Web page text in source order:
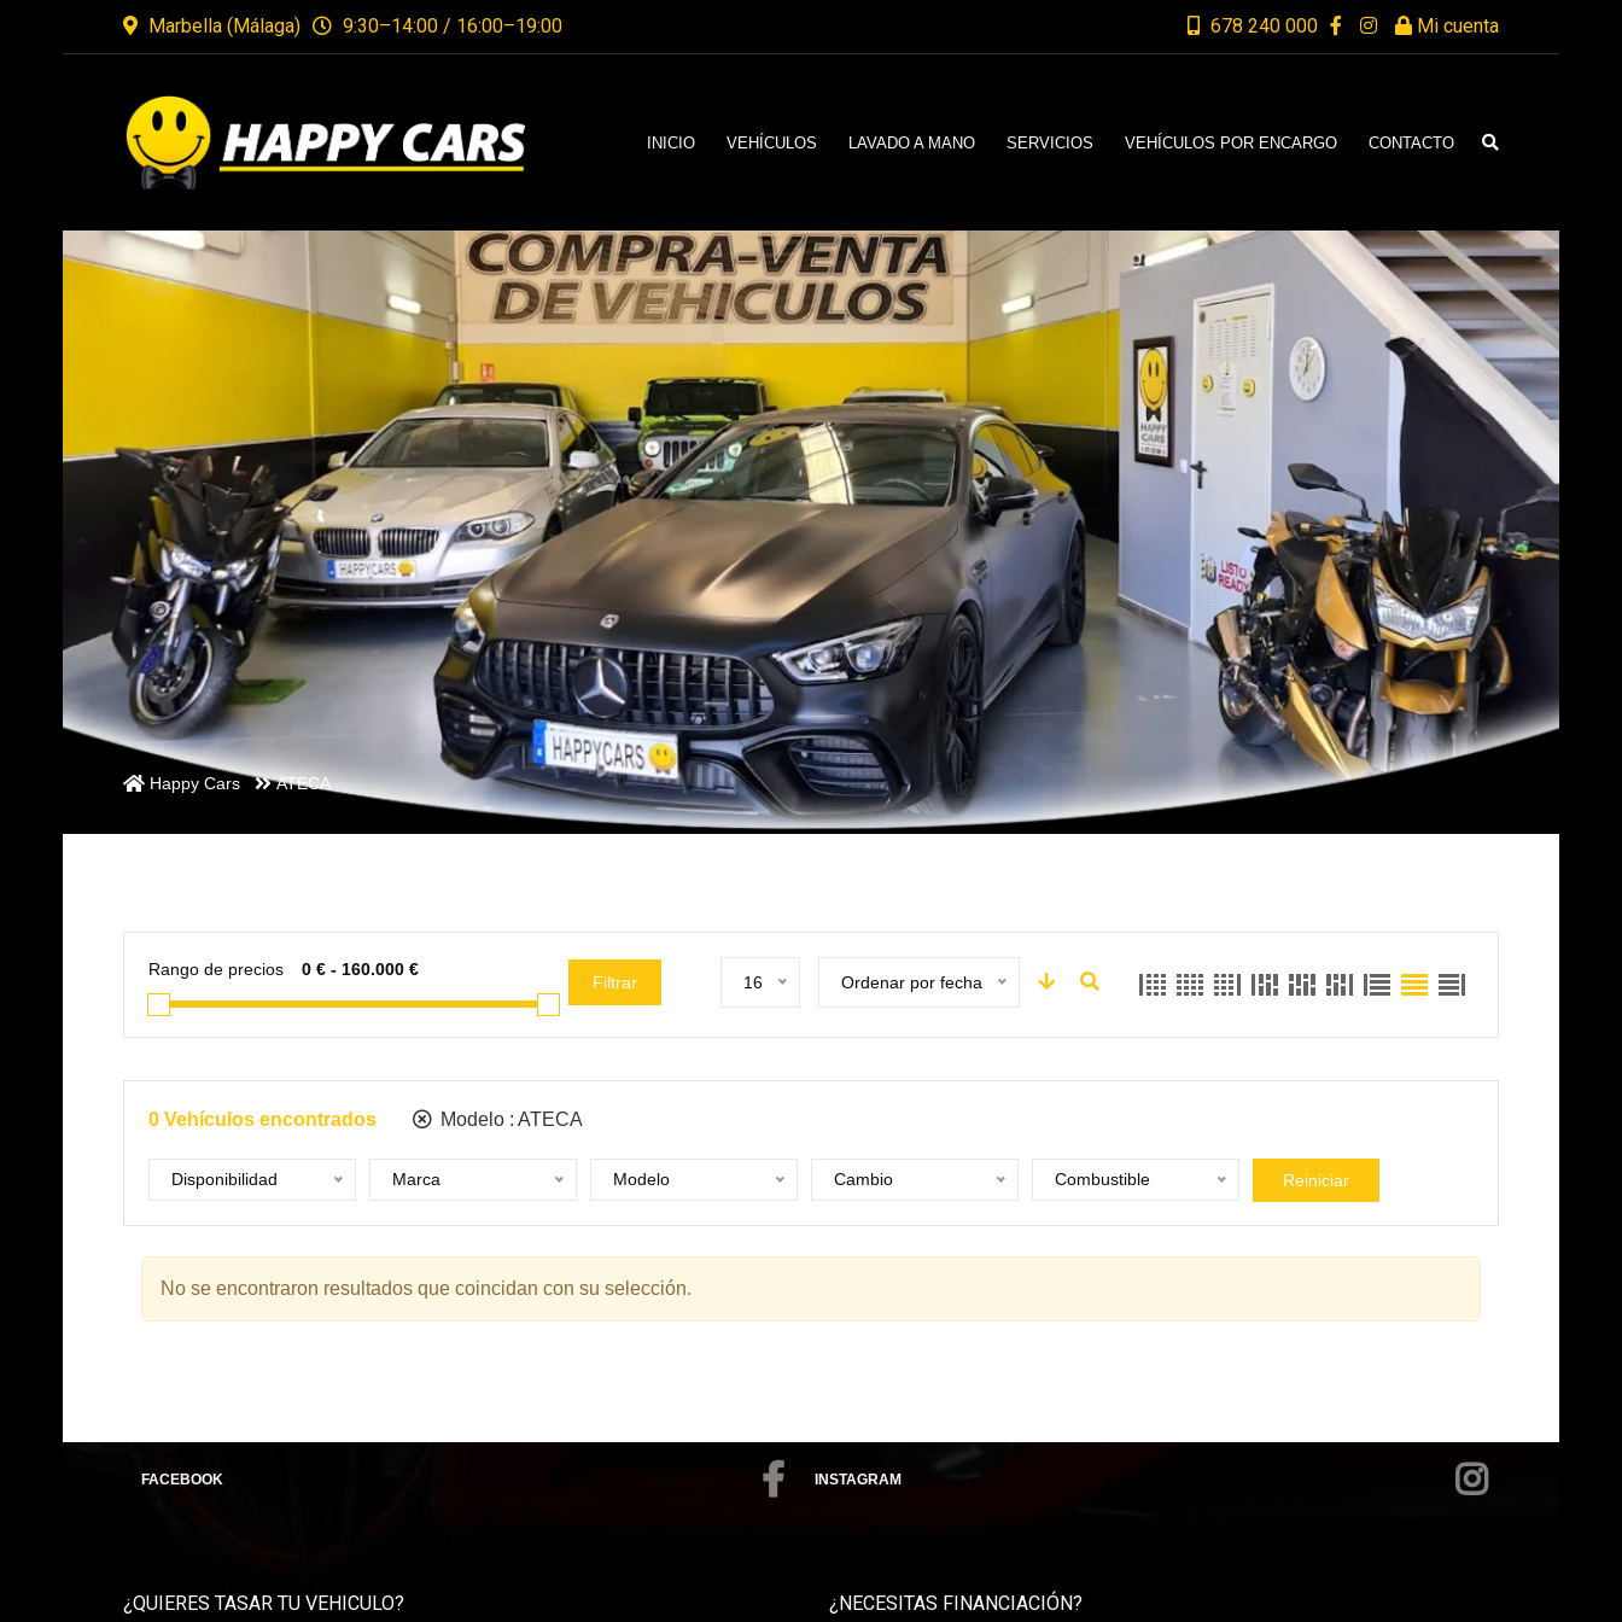
Marbella (Málaga) 9:30–14:00 / 16:00–19:00 678 240 000 Mi cuenta
INICIO VEHÍCULOS LAVADO A MANO SERVICIOS VEHÍCULOS POR ENCARGO CONTACTO
Happy Cars ATECA
Rango de precios
Filtrar 16 Ordenar por fecha
0 Vehículos encontrados Modelo : ATECA
Disponibilidad Marca Modelo Cambio Combustible Reiniciar
No se encontraron resultados que coincidan con su selección.
FACEBOOK INSTAGRAM
¿QUIERES TASAR TU VEHICULO? ¿NECESITAS FINANCIACIÓN?